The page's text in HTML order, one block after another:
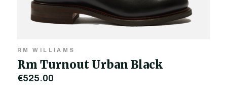
RM WILLIAMS
Rm Turnout Urban Black
€525,00